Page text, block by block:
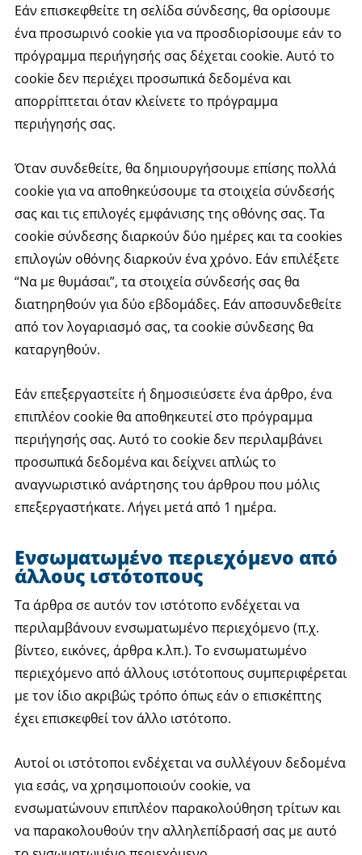
Εάν επισκεφθείτε τη σελίδα σύνδεσης, θα ορίσουμε
ένα προσωρινό cookie για να προσδιορίσουμε εάν το
πρόγραμμα περιήγησής σας δέχεται cookie. Αυτό το
cookie δεν περιέχει προσωπικά δεδομένα και
απορρίπτεται όταν κλείνετε το πρόγραμμα
περιήγησής σας.
Όταν συνδεθείτε, θα δημιουργήσουμε επίσης πολλά
cookie για να αποθηκεύσουμε τα στοιχεία σύνδεσής
σας και τις επιλογές εμφάνισης της οθόνης σας. Τα
cookie σύνδεσης διαρκούν δύο ημέρες και τα cookies
επιλογών οθόνης διαρκούν ένα χρόνο. Εάν επιλέξετε
“Να με θυμάσαι”, τα στοιχεία σύνδεσής σας θα
διατηρηθούν για δύο εβδομάδες. Εάν αποσυνδεθείτε
από τον λογαριασμό σας, τα cookie σύνδεσης θα
καταργηθούν.
Εάν επεξεργαστείτε ή δημοσιεύσετε ένα άρθρο, ένα
επιπλέον cookie θα αποθηκευτεί στο πρόγραμμα
περιήγησής σας. Αυτό το cookie δεν περιλαμβάνει
προσωπικά δεδομένα και δείχνει απλώς το
αναγνωριστικό ανάρτησης του άρθρου που μόλις
επεξεργαστήκατε. Λήγει μετά από 1 ημέρα.
Ενσωματωμένο περιεχόμενο από
άλλους ιστότοπους
Τα άρθρα σε αυτόν τον ιστότοπο ενδέχεται να
περιλαμβάνουν ενσωματωμένο περιεχόμενο (π.χ.
βίντεο, εικόνες, άρθρα κ.λπ.). Το ενσωματωμένο
περιεχόμενο από άλλους ιστότοπους συμπεριφέρεται
με τον ίδιο ακριβώς τρόπο όπως εάν ο επισκέπτης
έχει επισκεφθεί τον άλλο ιστότοπο.
Αυτοί οι ιστότοποι ενδέχεται να συλλέγουν δεδομένα
για εσάς, να χρησιμοποιούν cookie, να
ενσωματώνουν επιπλέον παρακολούθηση τρίτων και
να παρακολουθούν την αλληλεπίδρασή σας με αυτό